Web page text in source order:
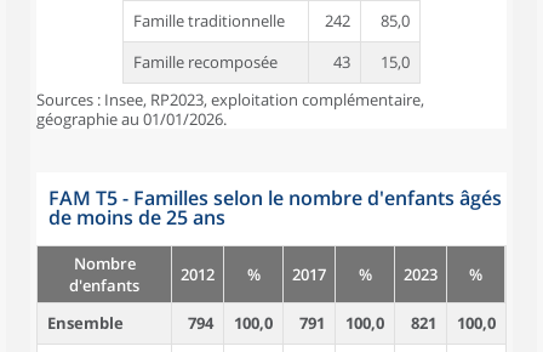
Famille traditionnelle
242
85,0
Famille recomposée
43
15,0
Sources : Insee, RP2023, exploitation complémentaire,
géographie au 01/01/2026.
FAM T5 - Familles selon le nombre d'enfants âgés
de moins de 25 ans
Nombre
d'enfants
2012 % 2017 % 2023 %
Ensemble 794 100,0 791 100,0 821
100,0